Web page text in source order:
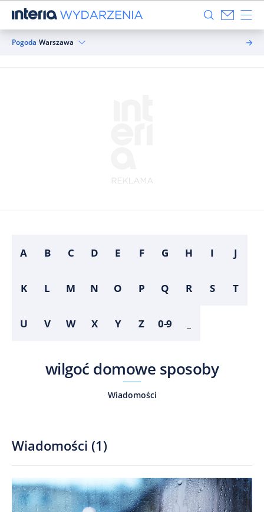
Pogoda Warszawa
A B C D E F G H I J
K L M N O P Q R S T
U V W X Y Z 0-9
wilgoć domowe sposoby
Wiadomości
Wiadomości (1)